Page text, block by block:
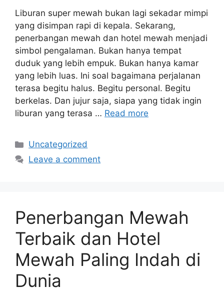
Liburan super mewah bukan lagi sekadar mimpi
yang disimpan rapi di kepala. Sekarang,
penerbangan mewah dan hotel mewah menjadi
simbol pengalaman. Bukan hanya tempat
duduk yang lebih empuk. Bukan hanya kamar
yang lebih luas. Ini soal bagaimana perjalanan
terasa begitu halus. Begitu personal. Begitu
berkelas. Dan jujur saja, siapa yang tidak ingin
liburan yang terasa … Read more
Categories
Uncategorized
Leave a comment
Penerbangan Mewah
Terbaik dan Hotel
Mewah Paling Indah di
Dunia